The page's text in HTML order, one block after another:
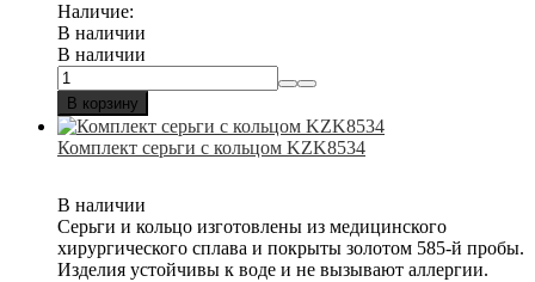
Наличие:
В наличии
В наличии
В корзину
Комплект серьги с кольцом KZK8534
В наличии
Серьги и кольцо изготовлены из медицинского
хирургического сплава и покрыты золотом 585-й пробы.
Изделия устойчивы к воде и не вызывают аллергии.